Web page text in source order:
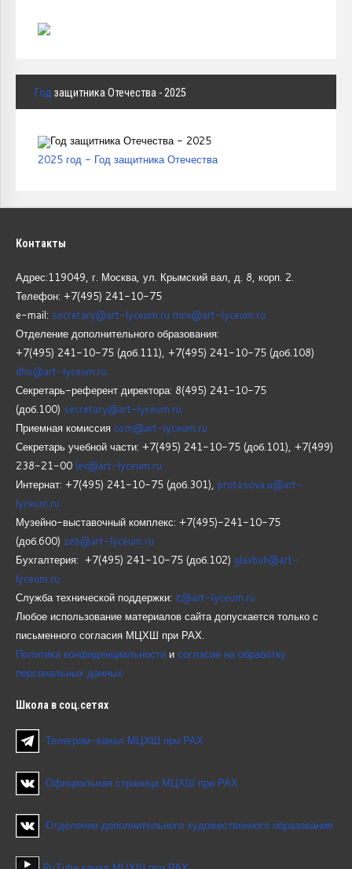
Год защитника Отечества - 2025
2025 год - Год защитника Отечества
Контакты
Адрес:119049, г. Москва, ул. Крымский вал, д. 8, корп. 2.
Телефон: +7(495) 241-10-75
e-mail: secretary@art-lyceum.ru mnv@art-lyceum.ru
Отделение дополнительного образования:
+7(495) 241-10-75 (доб.111), +7(495) 241-10-75 (доб.108)
dho@art-lyceum.ru
Секретарь-референт директора: 8(495) 241-10-75
(доб.100) secretary@art-lyceum.ru
Приемная комиссия com@art-lyceum.ru
Секретарь учебной части: +7(495) 241-10-75 (доб.101), +7(499)
238-21-00 lev@art-lyceum.ru
Интернат: +7(495) 241-10-75 (доб.301), protasova.u@art-
lyceum.ru
Музейно-выставочный комплекс: +7(495)-241-10-75
(доб.600) zeb@art-lyceum.ru
Бухгалтерия: +7(495) 241-10-75 (доб.102) glavbuh@art-
lyceum.ru
Служба технической поддержки: it@art-lyceum.ru
Любое использование материалов сайта допускается только с
письменного согласия МЦХШ при РАХ.
Политика конфиденциальности и согласие на обработку
персональных данных
Школа в соц.сетях
Телеграм-канал МЦХШ при РАХ
Официальная страница МЦХШ при РАХ
Отделение дополнительного художественного образования